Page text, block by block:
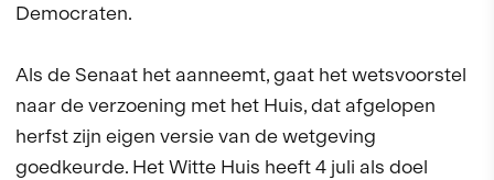
Democraten.
Als de Senaat het aanneemt, gaat het wetsvoorstel
naar de verzoening met het Huis, dat afgelopen
herfst zijn eigen versie van de wetgeving
goedkeurde. Het Witte Huis heeft 4 juli als doel